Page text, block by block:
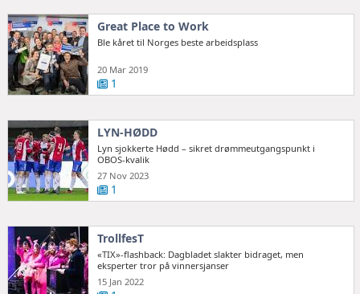
Great Place to Work
Ble kåret til Norges beste arbeidsplass
20 Mar 2019
1
LYN-HØDD
Lyn sjokkerte Hødd – sikret drømmeutgangspunkt i
OBOS-kvalik
27 Nov 2023
1
TrollfesT
«TIX»-flashback: Dagbladet slakter bidraget, men
eksperter tror på vinnersjanser
15 Jan 2022